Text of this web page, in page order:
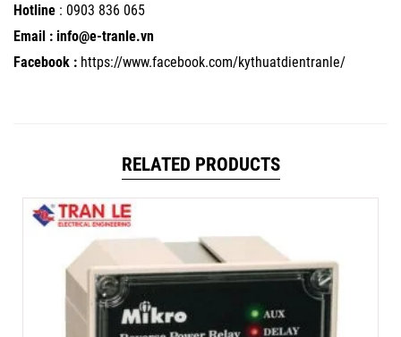
Hotline : 0903 836 065
Email : info@e-tranle.vn
Facebook : https://www.facebook.com/kythuatdientranle/
RELATED PRODUCTS